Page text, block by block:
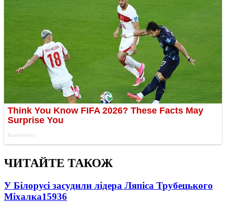
ЧИТАЙТЕ ТАКОЖ
У Білорусі засудили лідера Ляпіса Трубецького
Міхалка15936